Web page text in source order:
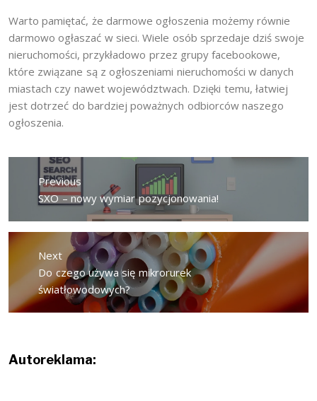
Warto pamiętać, że darmowe ogłoszenia możemy równie
darmowo ogłaszać w sieci. Wiele osób sprzedaje dziś swoje
nieruchomości, przykładowo przez grupy facebookowe,
które związane są z ogłoszeniami nieruchomości w danych
miastach czy nawet województwach. Dzięki temu, łatwiej
jest dotrzeć do bardziej poważnych odbiorców naszego
ogłoszenia.
Nawigacja
wpisuPrevious
Previous
SXO – nowy wymiar pozycjonowania!
Next
Next
post:
Do czego używa się mikrorurek
światłowodowych?
Autoreklama: